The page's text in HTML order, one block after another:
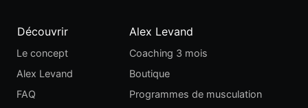
Découvrir
Le concept
Alex Levand
FAQ
Alex Levand
Coaching 3 mois
Boutique
Programmes de musculation